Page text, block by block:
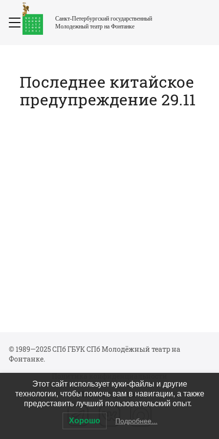
Санкт-Петербургский государственный
Молодежный театр на Фонтанке
Последнее китайское
предупреждение 29.11
© 1989—2025 СПб ГБУК СПб Молодёжный театр на
Фонтанке.
Политика конфиденциальности
Мы в соцсетях
Этот сайт использует куки-файлы и другие
технологии, чтобы помочь вам в навигации, а также
предоставить лучший пользовательский опыт.
Хорошо Подробнее...